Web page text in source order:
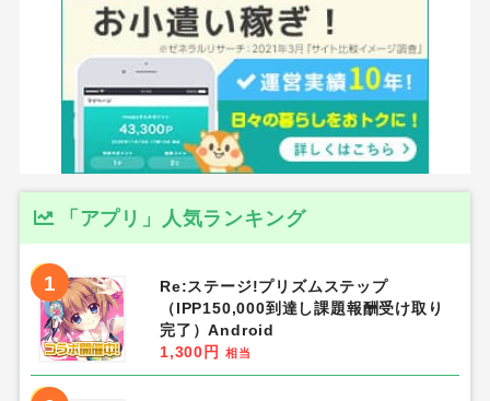
「アプリ」人気ランキング
1
Re:ステージ!プリズムステップ
（IPP150,000到達し課題報酬受け取り
完了）Android
1,300円
相当